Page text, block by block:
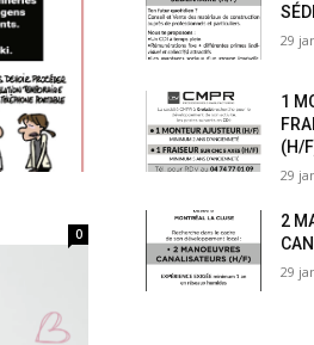
0
29
1
(H/
29
2
29